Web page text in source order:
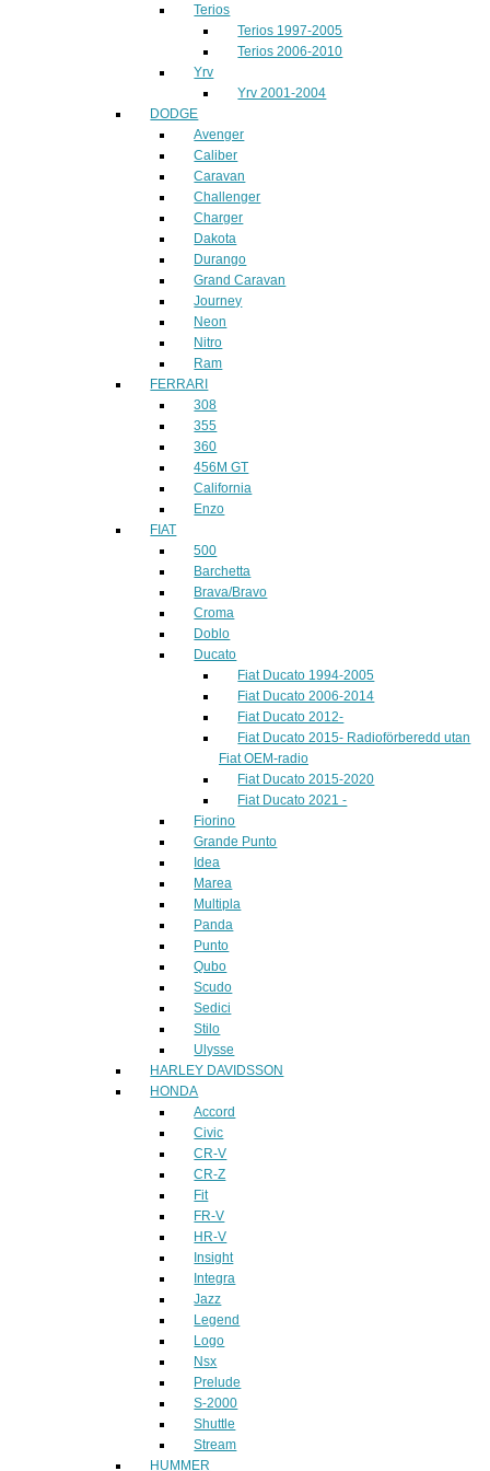
Terios
Terios 1997-2005
Terios 2006-2010
Yrv
Yrv 2001-2004
DODGE
Avenger
Caliber
Caravan
Challenger
Charger
Dakota
Durango
Grand Caravan
Journey
Neon
Nitro
Ram
FERRARI
308
355
360
456M GT
California
Enzo
FIAT
500
Barchetta
Brava/Bravo
Croma
Doblo
Ducato
Fiat Ducato 1994-2005
Fiat Ducato 2006-2014
Fiat Ducato 2012-
Fiat Ducato 2015- Radioförberedd utan
Fiat OEM-radio
Fiat Ducato 2015-2020
Fiat Ducato 2021 -
Fiorino
Grande Punto
Idea
Marea
Multipla
Panda
Punto
Qubo
Scudo
Sedici
Stilo
Ulysse
HARLEY DAVIDSSON
HONDA
Accord
Civic
CR-V
CR-Z
Fit
FR-V
HR-V
Insight
Integra
Jazz
Legend
Logo
Nsx
Prelude
S-2000
Shuttle
Stream
HUMMER